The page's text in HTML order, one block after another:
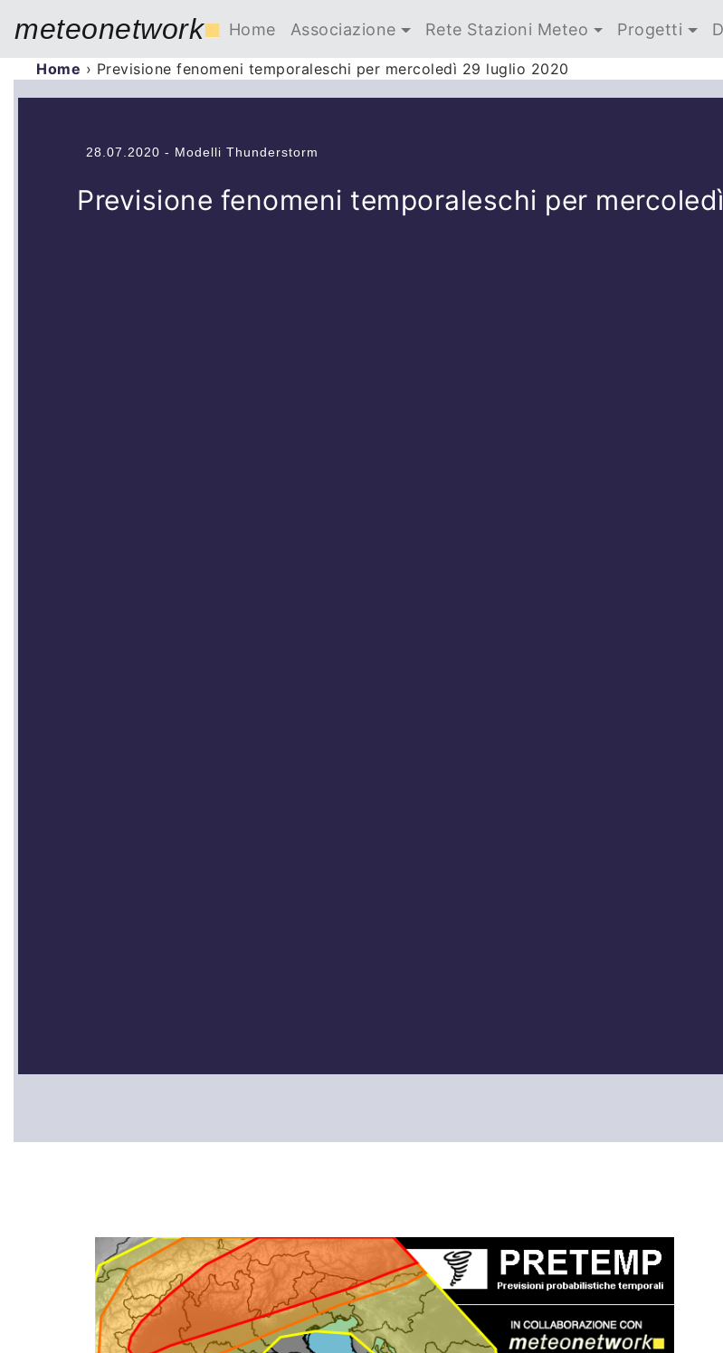
meteonetwork■ Home Associazione Rete Stazioni Meteo Progetti
Home › Previsione fenomeni temporaleschi per mercoledì 29 luglio 2020
28.07.2020 - Modelli Thunderstorm
Previsione fenomeni temporaleschi per